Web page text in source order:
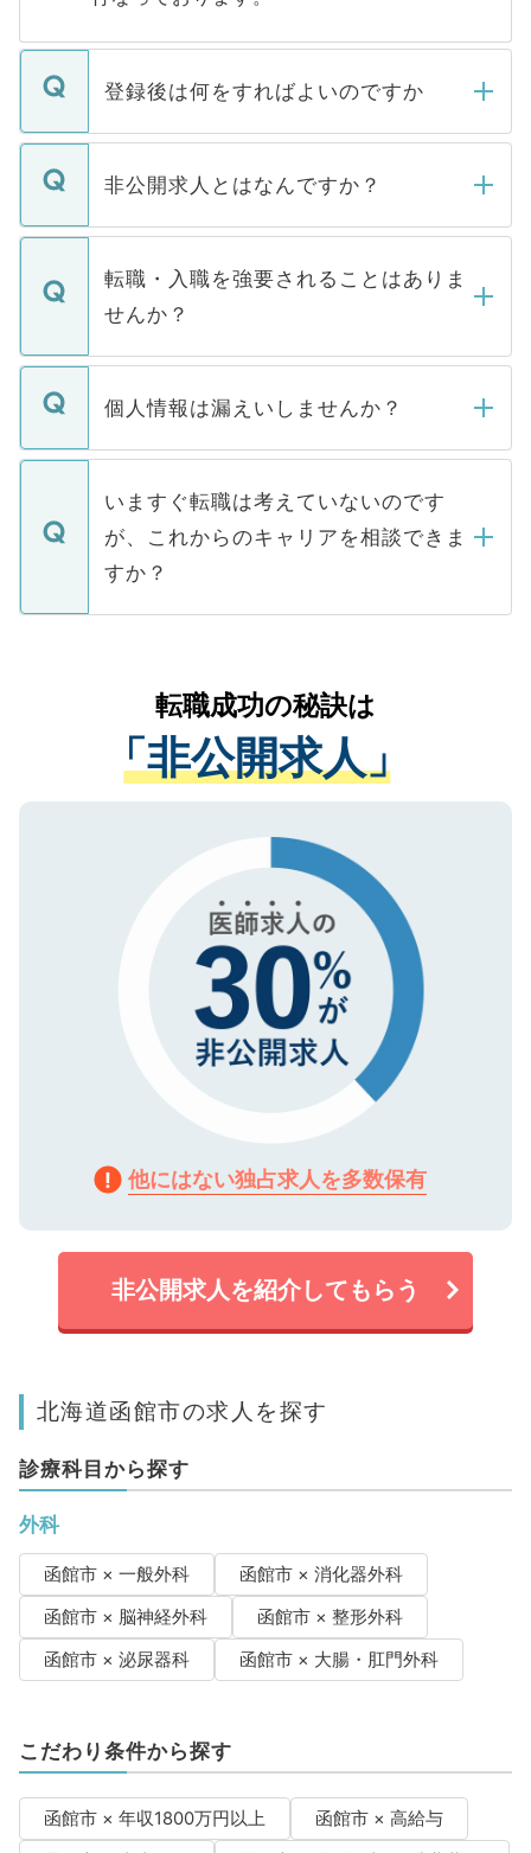
登録後は何をすればよいのですか
ご登録いただきましたら、弊社担当者がご
登録内容を確認し、その後メールもしくは
ます。通常、5営業日以内にはご連絡をせて
いただきますので、しばらくお待ちくださ
い。
非公開求人とはなんですか？
マイナビDOCTORで取り扱っている求人の
うち約3割は、Webサイトからご覧いただ
けない「非公開求人」です。非公開求人は
下記の理由によって、一般には公開してい
ません。
■応募殺到を避けるため 人気のある医療機
関を公にしてしまうと、応募が殺到する場
に、医療機関が求める条件に合った人材の
みを人材紹介会社に依頼するケースが増え
ています。
転職・入職を強要されることはありま
せんか？
転職・入職を強要することは一切ありませ
ん。また、仮に応募先から内定をいただい
定を承諾する必要はありません。内定先へ
の辞退の連絡はキャリアパートナーが行い
ますので、ご安心ください。
個人情報は漏えいしませんか？
個人情報が漏えいすることはありませんの
で、ご安心ください。当サイトからの登録
などで収集したご登録者様の個人情報は、
ご本人のキャリアアップおよび転職活動の
支援を目的に使用いたします。お預かりし
ているすべての個人データはご本人の許可
は、個人情報の取り扱いについての厳密な
管理基準を満たした事業者のみに付与され
る、プライバシーマークを取得済みです。
ご登録いただいた個人情報は、SSL（デー
で、機密保持に関してもご安心ください。
いますぐ転職は考えていないのです
が、これからのキャリアを相談できま
すか？
かがいして、現在の医療機関の状況や紹介
経験をまじえながら、適切なアドバイスを
させていただきます。すぐにご転職をされ
ない方には、長期的なサポートが可能です
ので、まずはご登録ください。
転職成功の秘訣は
「非公開求人」
他にはない独占求人を多数保有
非公開求人を紹介してもらう
北海道函館市の求人を探す
診療科目から探す
外科
函館市 × 一般外科
函館市 × 消化器外科
函館市 × 脳神経外科
函館市 × 整形外科
函館市 × 泌尿器科
函館市 × 大腸・肛門外科
こだわり条件から探す
函館市 × 年収1800万円以上
函館市 × 高給与